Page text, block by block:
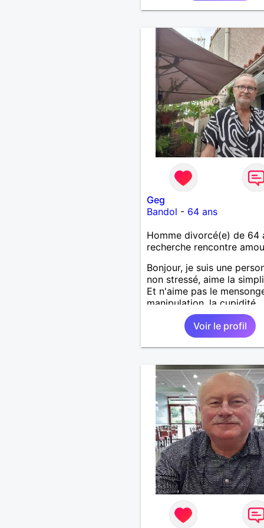
Geg
Bandol - 64 ans
Homme divorcé(e) de 64
recherche rencontre
Bonjour, je suis une
non stressé, aime la
Et n'aime pas le
manipulation, la
Aime se promener au
plage main ✋ dans la main.
avec leurs anecdotes.
oublier la famille. Si une
ce reconnaît qu'elle
communique avec moi.
Voir le profil